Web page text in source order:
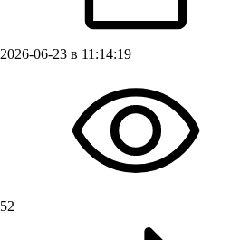
2026-06-23 в 11:14:19
52